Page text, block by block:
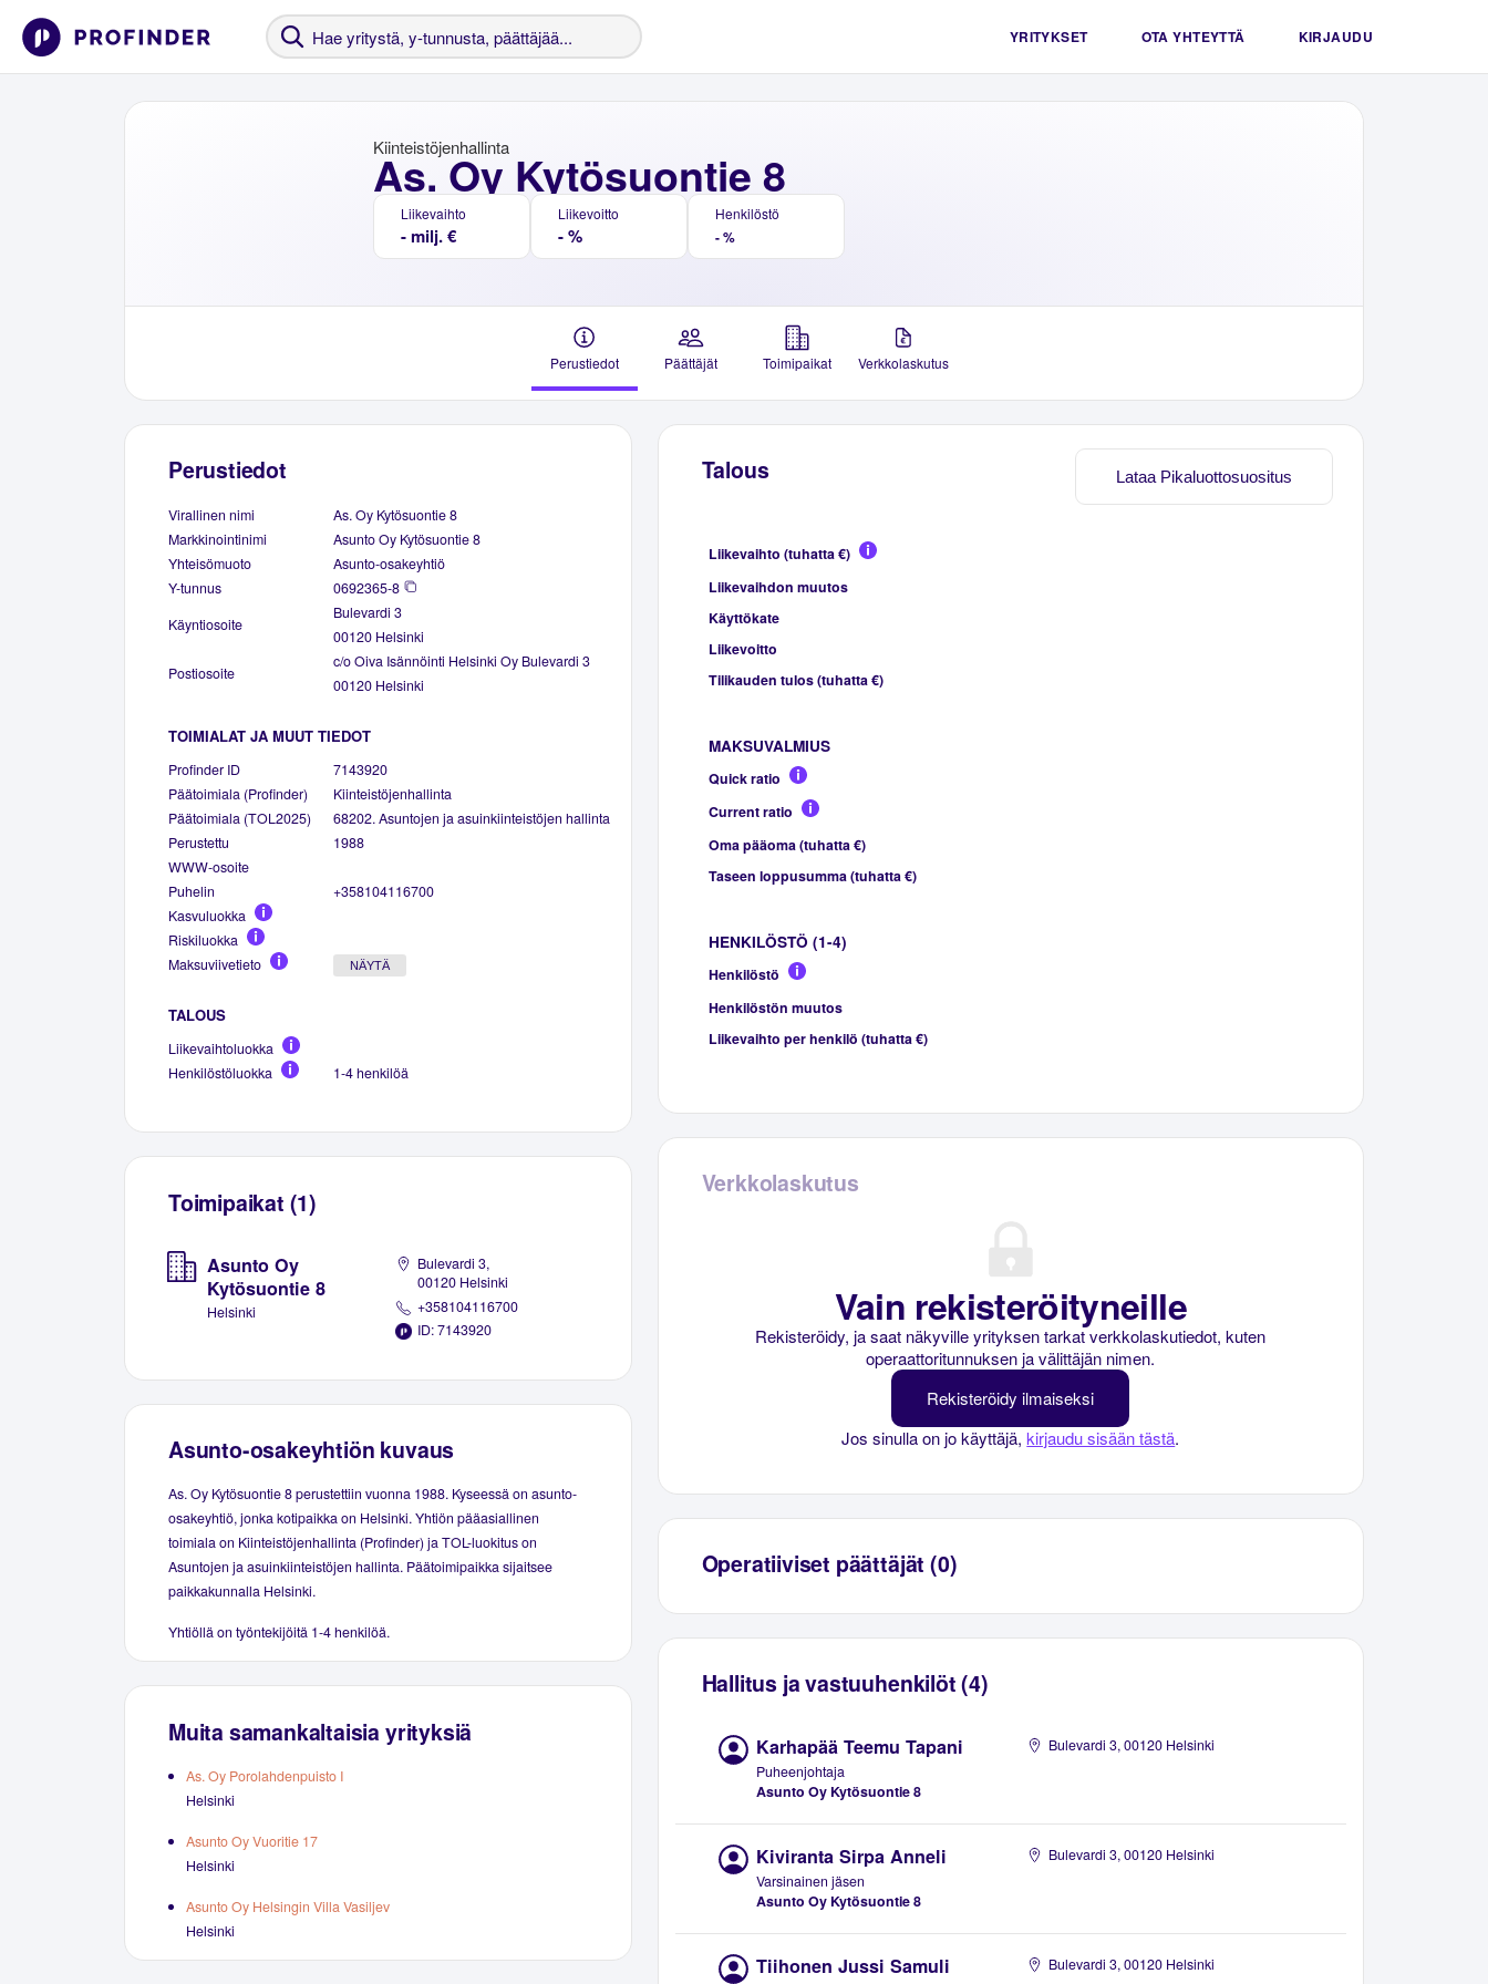
YRITYKSET OTA YHTEYTTÄ KIRJAUDU
As. Oy Kytösuontie 8
Kiinteistöjenhallinta
Liikevaihto
- milj. €
Liikevoitto
- %
Henkilöstö
- %
Perustiedot Päättäjät Toimipaikat Verkkolaskutus
Perustiedot
Virallinen nimi
As. Oy Kytösuontie 8
Markkinointinimi
Asunto Oy Kytösuontie 8
Yhteisömuoto
Asunto-osakeyhtiö
Y-tunnus
0692365-8
Käyntiosoite
Bulevardi 3
00120 Helsinki
Postiosoite
c/o Oiva Isännöinti Helsinki Oy Bulevardi 3
00120 Helsinki
TOIMIALAT JA MUUT TIEDOT
Profinder ID
7143920
Päätoimiala (Profinder)
Kiinteistöjenhallinta
Päätoimiala (TOL2025)
68202. Asuntojen ja asuinkiinteistöjen hallinta
Perustettu
1988
WWW-osoite
Puhelin
+358104116700
Kasvuluokka
Riskiluokka
Maksuviivetieto
NÄYTÄ
TALOUS
Liikevaihtoluokka
Henkilöstöluokka
1-4 henkilöä
Toimipaikat (1)
Asunto Oy
Kytösuontie 8
Helsinki
Bulevardi 3,
00120 Helsinki
+358104116700
ID: 7143920
Asunto-osakeyhtiön kuvaus
As. Oy Kytösuontie 8 perustettiin vuonna 1988. Kyseessä on asunto-
osakeyhtiö, jonka kotipaikka on Helsinki. Yhtiön pääasiallinen
toimiala on Kiinteistöjenhallinta (Profinder) ja TOL-luokitus on
Asuntojen ja asuinkiinteistöjen hallinta. Päätoimipaikka sijaitsee
paikkakunnalla Helsinki.
Yhtiöllä on työntekijöitä 1-4 henkilöä.
Muita samankaltaisia yrityksiä
As. Oy Porolahdenpuisto I
Helsinki
Asunto Oy Vuoritie 17
Helsinki
Asunto Oy Helsingin Villa Vasiljev
Helsinki
Lataa Pikaluottosuositus
Talous
Liikevaihto (tuhatta €)
Liikevaihdon muutos
Käyttökate
Liikevoitto
Tilikauden tulos (tuhatta €)
MAKSUVALMIUS
Quick ratio
Current ratio
Oma pääoma (tuhatta €)
Taseen loppusumma (tuhatta €)
HENKILÖSTÖ (1-4)
Henkilöstö
Henkilöstön muutos
Liikevaihto per henkilö (tuhatta €)
Verkkolaskutus
Vain rekisteröityneille
Rekisteröidy, ja saat näkyville yrityksen tarkat verkkolaskutiedot, kuten
operaattoritunnuksen ja välittäjän nimen.
Rekisteröidy ilmaiseksi
Jos sinulla on jo käyttäjä,kirjaudu sisään tästä.
Operatiiviset päättäjät (0)
Hallitus ja vastuuhenkilöt (4)
Karhapää Teemu Tapani
Puheenjohtaja
Asunto Oy Kytösuontie 8
Bulevardi 3, 00120 Helsinki
Kiviranta Sirpa Anneli
Varsinainen jäsen
Asunto Oy Kytösuontie 8
Bulevardi 3, 00120 Helsinki
Tiihonen Jussi Samuli Bulevardi 3, 00120 Helsinki